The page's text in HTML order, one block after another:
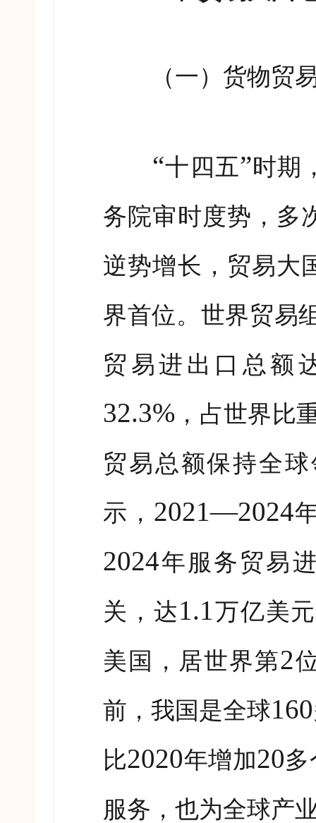
（一）货物贸易
“十四五”时期
务院审时度势，多
逆势增长，贸易大
界首位。世界贸易
贸易进出口总额
32.3% ，占世界比
贸易总额保持全
示， 2021—2024
2024年服务贸易
关，达1.1万亿美
美国，居世界第2
前，我国是全球160
比2020年增加20多
服务，也为全球产